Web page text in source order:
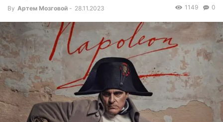
By Артем Мозговой - 28.11.2023 0
1149